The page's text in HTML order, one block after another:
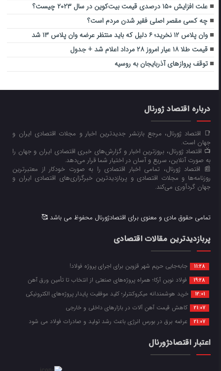
علت افزایش ۱۵۰ درصدی قیمت بیت‌کوین در سال ۲۰۲۳ چیست؟
چه کسی مقصر اصلی فقیر شدن مردم است؟
وان پلاس ۱۲ نخرید؛ ۶ دلیل که باید منتظر عرضه وان پلاس ۱۳ شد
قیمت طلا ۱۸ عیار امروز ۲۸ مرداد اعلام شد + جدول
توقف پروازهای آذربایجان به روسیه
درباره اقتصاد ژورنال
📑 اقتصاد ژورنال، مرجع بازنشر جدیدترین اخبار و مجلات اقتصادی ایران و
جهان است.
📺 اقتصاد ژورنال، بروزترین اخبار و گزارش‌های خبری اقتصادی ایران و جهان را
به صورت آنلاین، سریع و آسان در اختیار شما قرار می‌‌دهد.
📰 اقتصاد ژورنال، تمامی اخبار اقتصادی را به صورت خودکار از معتبرترین
روزنامه‌ها و مجلات اقتصادی و پربازدیدترین خبرگزاری‌های اقتصادی ایران و
جهان گردآوری می‌کند.
تمامی حقوق مادی و معنوی برای اقتصادژورنال محفوظ می باشد 🥰
پربازدیدترین مقالات اقتصادی
11:28 جابه‌جایی حریم شهر قزوین برای اجرای پروژه فولاد!
19:28 فولاد نوین آرکا؛ همراه پروژه‌های صنعتی از انتخاب تا تأمین ورق آهن
12:01 خرید هوشمندانه میکروکنترلر؛ کلید موفقیت پایدار پروژه‌های الکترونیکی
21:07 کاهش قیمت آهن آلات در بازارهای داخلی و خارجی
21:07 عرضه برق در بورس انرژی باعث رشد تولید و صادرات فولاد می شود
اعتبار اقتصادژورنال